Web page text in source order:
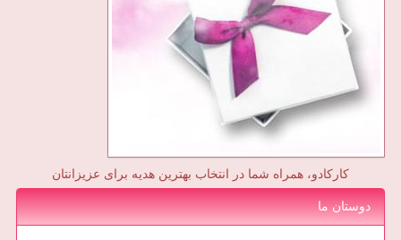
کارکادو، همراه شما در انتخاب بهترین هدیه برای عزیزانتان
دوستان ما